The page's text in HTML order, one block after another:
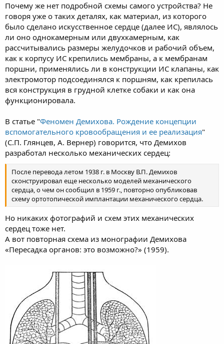
Почему же нет подробной схемы самого устройства? Не
говоря уже о таких деталях, как материал, из которого
было сделано искусственное сердце (далее ИС), являлось
ли оно однокамерным или двухкамерным, как
рассчитывались размеры желудочков и рабочий объем,
как к корпусу ИС крепились мембраны, а к мембранам
поршни, применялись ли в конструкции ИС клапаны, как
электромотор подсоединялся к поршням, как крепилась
вся конструкция в грудной клетке собаки и как она
функционировала.
В статье "Феномен Демихова. Рождение концепции
вспомогательного кровообращения и ее реализация"
(С.П. Глянцев, А. Вернер) говорится, что Демихов
разработал несколько механических сердец:
После перевода летом 1938 г. в Москву В.П. Демихов
сконструировал еще несколько моделей механического
сердца, о чем он сообщил в 1959 г., повторно опубликовав
схему ортотопической имплантации механического сердца.
Но никаких фотографий и схем этих механических
сердец тоже нет.
А вот повторная схема из монографии Демихова
«Пересадка органов: это возможно?» (1959).